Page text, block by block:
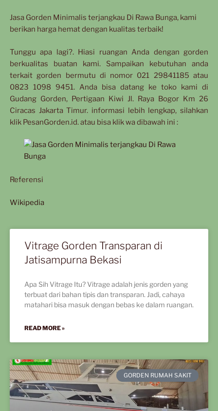
Jasa Gorden Minimalis terjangkau Di Rawa Bunga, kami
berikan harga hemat dengan kualitas terbaik!
Tunggu apa lagi?. Hiasi ruangan Anda dengan gorden
berkualitas buatan kami. Sampaikan kebutuhan anda
terkait gorden bermutu di nomor 021 29841185 atau
0823 1098 9451. Anda bisa datang ke toko kami di
Gudang Gorden, Pertigaan Kiwi Jl. Raya Bogor Km 26
Ciracas Jakarta Timur. informasi lebih lengkap, silahkan
klik PesanGorden.id. atau bisa klik wa dibawah ini :
Referensi
Wikipedia
Vitrage Gorden Transparan di
Jatisampurna Bekasi
Apa Sih Vitrage Itu? Vitrage adalah jenis gorden yang
terbuat dari bahan tipis dan transparan. Jadi, cahaya
matahari bisa masuk dengan bebas ke dalam ruangan.
READ MORE »
GORDEN RUMAH SAKIT